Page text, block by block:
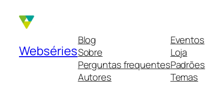
Webséries
Blog
Sobre
Perguntas frequentes
Autores
Eventos
Loja
Padrões
Temas